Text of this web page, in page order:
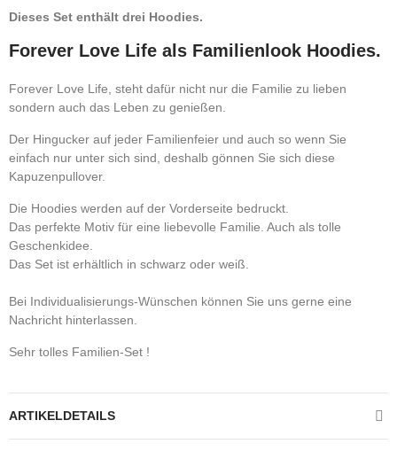
Dieses Set enthält drei Hoodies.
Forever Love Life als Familienlook Hoodies.
Forever Love Life, steht dafür nicht nur die Familie zu lieben
sondern auch das Leben zu genießen.
Der Hingucker auf jeder Familienfeier und auch so wenn Sie
einfach nur unter sich sind, deshalb gönnen Sie sich diese
Kapuzenpullover.
Die Hoodies werden auf der Vorderseite bedruckt.
Das perfekte Motiv für eine liebevolle Familie. Auch als tolle
Geschenkidee.
Das Set ist erhältlich in schwarz oder weiß.
Bei Individualisierungs-Wünschen können Sie uns gerne eine
Nachricht hinterlassen.
Sehr tolles Familien-Set !
ARTIKELDETAILS